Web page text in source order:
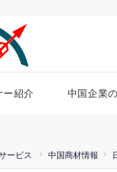
ー紹介 中国企業
ービス 中国商材情報